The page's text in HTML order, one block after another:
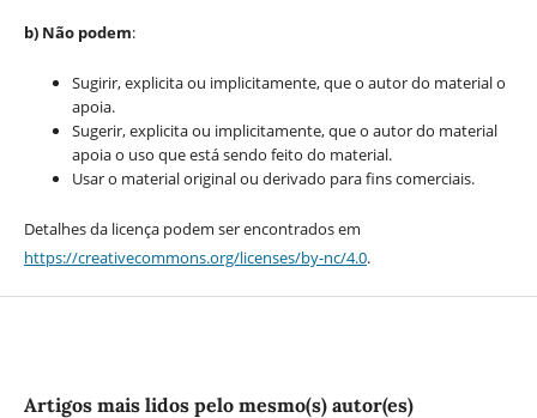
b) Não podem:
Sugirir, explicita ou implicitamente, que o autor do material o
apoia.
Sugerir, explicita ou implicitamente, que o autor do material
apoia o uso que está sendo feito do material.
Usar o material original ou derivado para fins comerciais.
Detalhes da licença podem ser encontrados em
https://creativecommons.org/licenses/by-nc/4.0.
Artigos mais lidos pelo mesmo(s) autor(es)